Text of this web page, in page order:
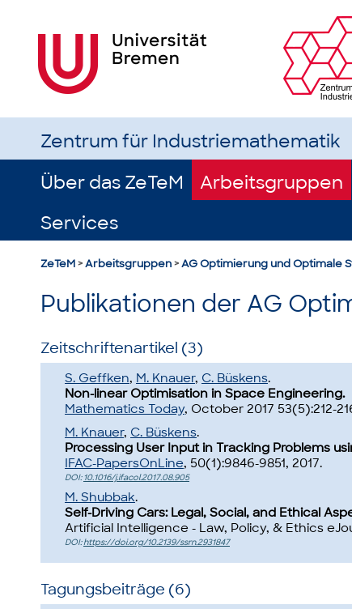
Zentrum für Industriemathematik
Über das ZeTeM
Arbeitsgruppen
Services
ZeTeM>Arbeitsgruppen>AG Optimierung und Optimale
Publikationen der AG
Zeitschriftenartikel (3)
S. Geffken, M. Knauer, C. Büskens.
Non-linear Optimisation in Space Engineering.
Mathematics Today, October 2017 53(5):212-
M. Knauer, C. Büskens.
Processing User Input in Tracking Problems
IFAC-PapersOnLine, 50(1):9846-9851, 2017.
DOI: 10.1016/j.ifacol.2017.08.905
M. Shubbak.
Self-Driving Cars: Legal, Social, and Ethical
Artificial Intelligence - Law, Policy, & Ethics
DOI:https://doi.org/10.2139/ssrn.2931847
Tagungsbeiträge (6)